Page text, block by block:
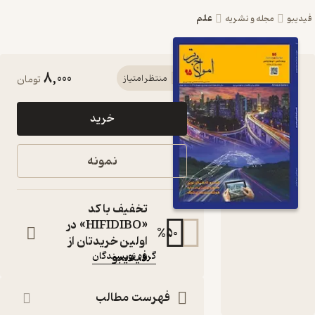
مجله و نشریه علم
کتاب
ماهنامه
امواج برتر
شماره 95
اثر گروه
نویسندگان
مجله
نویسنده:
گروه نویسندگان
منتظر امتیاز 8,000 تومان
خرید
نمونه
%
تخفیف با کد
«HIFIDIBO» در
اولین خریدتان از
فیدیبو
فهرست مطالب